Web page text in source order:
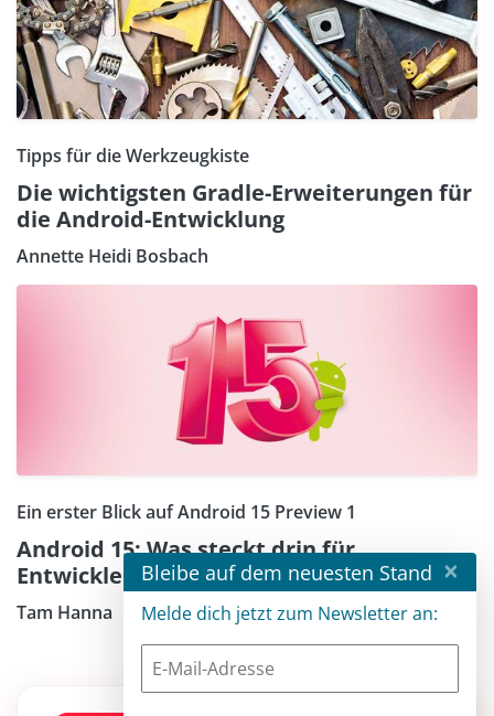
Tipps für die Werkzeugkiste
Die wichtigsten Gradle-Erweiterungen für
die Android-Entwicklung
Annette Heidi Bosbach
Ein erster Blick auf Android 15 Preview 1
Android 15: Was steckt drin für
Entwickler?
Tam Hanna
Bleibe auf dem neuesten Stand ×
Melde dich jetzt zum Newsletter an: